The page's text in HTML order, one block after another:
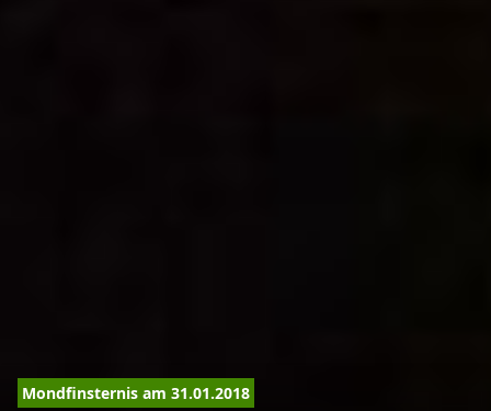
Mondfinsternis am 31.01.2018